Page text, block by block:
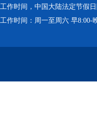
工作时间，中国大陆法定节假日
工作时间：周一至周六 早8:00-